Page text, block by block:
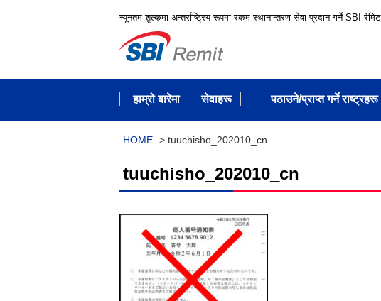
न्यूनतम-शुल्कमा अन्तर्राष्ट्रिय रूपमा रकम स्थानान्तरण सेवा प्रदान गर्ने SBI रेमिट
हाम्रो बारेमा सेवाहरू पठाउने/प्राप्त गर्ने राष्ट्रहरू
HOME > tuuchisho_202010_cn
tuuchisho_202010_cn